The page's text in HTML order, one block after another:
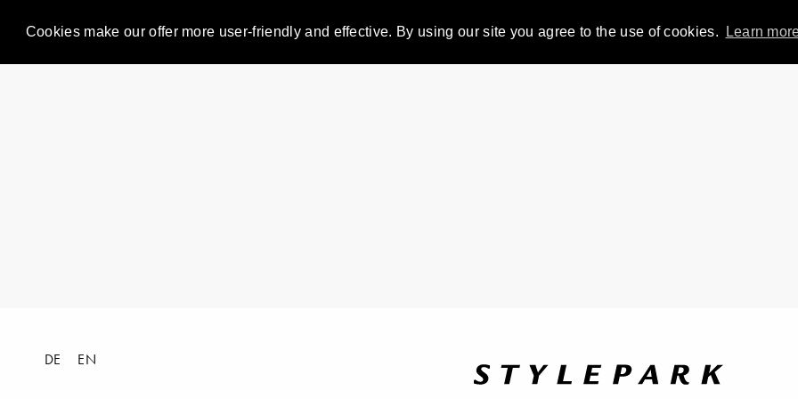
Cookies make our offer more user-friendly and effective. By using our site you agree to the use of cookies. Learn
DE EN